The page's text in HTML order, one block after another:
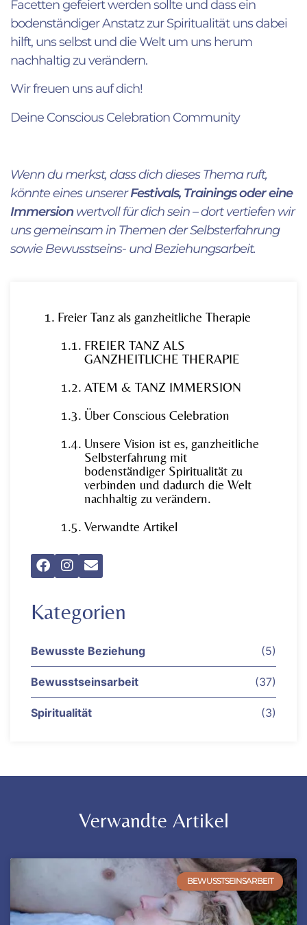
Facetten gefeiert werden sollte und dass ein
bodenständiger Anstatz zur Spiritualität uns dabei
hilft, uns selbst und die Welt um uns herum
nachhaltig zu verändern.
Wir freuen uns auf dich!
Deine Conscious Celebration Community
Wenn du merkst, dass dich dieses Thema ruft,
könnte eines unsererFestivals, Trainings oder eine
Immersionwertvoll für dich sein – dort vertiefen wir
uns gemeinsam in Themen derSelbsterfahrung
sowie Bewusstseins- und Beziehungsarbeit.
Freier Tanz als ganzheitliche Therapie
FREIER TANZ ALS
GANZHEITLICHE THERAPIE
ATEM & TANZ IMMERSION
Über Conscious Celebration
Unsere Vision ist es, ganzheitliche
Selbsterfahrung mit
bodenständiger Spiritualität zu
verbinden und dadurch die Welt
nachhaltig zu verändern.
Verwandte Artikel
Kategorien
Bewusste Beziehung (5)
Bewusstseinsarbeit (37)
Spiritualität (3)
Verwandte Artikel
BEWUSSTSEINSARBEIT